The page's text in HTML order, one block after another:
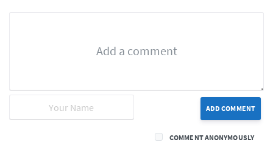
ADD COMMENT
COMMENT ANONYMOUSLY